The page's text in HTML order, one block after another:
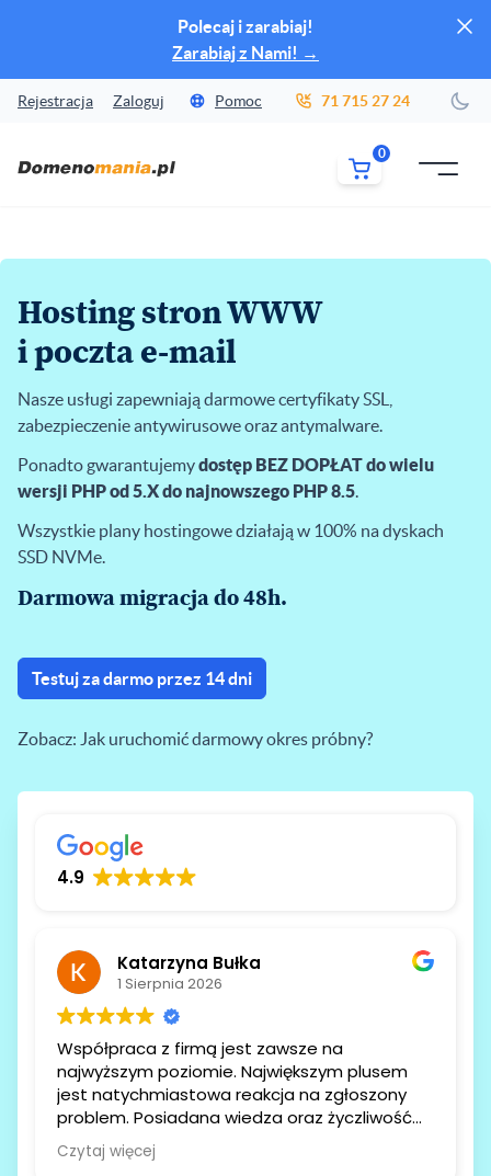
Polecaj i zarabiaj!
Zarabiaj z Nami! →
Rejestracja Zaloguj Pomoc 71 715 27 24
0
MENU
Hosting stron WWW
i poczta e-mail
Nasze usługi zapewniają darmowe certyfikaty SSL,
zabezpieczenie antywirusowe oraz antymalware.
Ponadto gwarantujemydostęp BEZ DOPŁAT do wielu
wersji PHP od 5.X do najnowszego PHP 8.5.
Wszystkie plany hostingowe działają w 100% na dyskach
SSD NVMe.
Darmowa migracja do 48h.
Testuj za darmo przez 14 dni
Zobacz: Jak uruchomić darmowy okres próbny?
4.9
Katarzyna Bułka
1 Sierpnia 2026
Współpraca z firmą jest zawsze na
najwyższym poziomie. Największym plusem
jest natychmiastowa reakcja na zgłoszony
problem. Posiadana wiedza oraz życzliwość
ekspertów w 100% spełnia moje oczekiwania.
To firma, na której można polegać każdego
Czytaj więcej